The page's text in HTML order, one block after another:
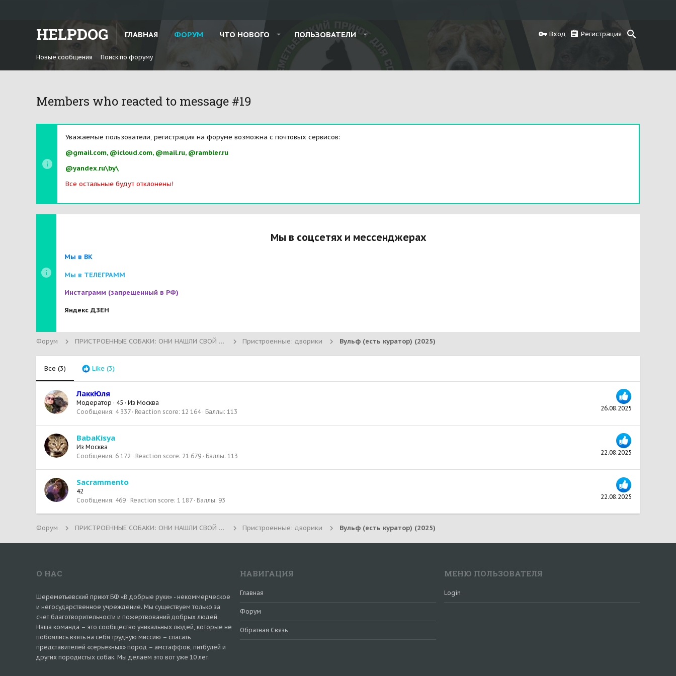
HELPDOG ГЛАВНАЯ ФОРУМ ЧТО НОВОГО ПОЛЬЗОВАТЕЛИ Вход Регистрация
Новые сообщения Поиск по форуму
Members who reacted to message #19
Уважаемые пользователи, регистрация на форуме возможна с почтовых сервисов:
@gmail.com, @icloud.com, @mail.ru, @rambler.ru
@yandex.ru\by\
Все остальные будут отклонены!
Мы в соцсетях и мессенджерах
Мы в ВК
Мы в ТЕЛЕГРАММ
Инстаграмм (запрещенный в РФ)
Яндекс ДЗЕН
Форум ПРИСТРОЕННЫЕ СОБАКИ: ОНИ НАШЛИ СВОЙ ДОМ! Пристроенные: дворики Вульф (есть куратор) (2025)
Все (3) Like (3)
26.08.2025
ЛаккЮля
Модератор · 45 · Из Москва
Сообщения 4 337 Reaction score 12 164 Баллы 113
22.08.2025
BabaKisya
Из Москва
Сообщения 6 172 Reaction score 21 679 Баллы 113
22.08.2025
Sacrammento
42
Сообщения 469 Reaction score 1 187 Баллы 93
Форум ПРИСТРОЕННЫЕ СОБАКИ: ОНИ НАШЛИ СВОЙ ДОМ! Пристроенные: дворики Вульф (есть куратор) (2025)
О НАС
Шереметьевский приют БФ «В добрые руки» - некоммерческое
и негосударственное учреждение. Мы существуем только за
счет благотворительности и пожертвований добрых людей.
Наша команда – это сообщество уникальных людей, которые не
побоялись взять на себя трудную миссию – спасать
представителей «серьезных» пород – амстаффов, питбулей и
других породистых собак. Мы делаем это вот уже 10 лет.
НАВИГАЦИЯ
Главная
Форум
Обратная Связь
МЕНЮ ПОЛЬЗОВАТЕЛЯ
Login